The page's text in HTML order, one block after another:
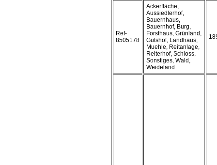
Ref-
8505178
Ackerfläche,
Aussiedlerhof,
Bauernhaus,
Bauernhof, Burg,
Forsthaus, Grünland,
Gutshof, Landhaus,
Muehle, Reitanlage,
Reiterhof, Schloss,
Sonstiges, Wald,
Weideland